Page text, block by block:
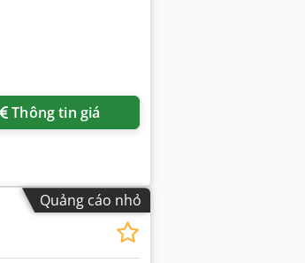
Thông tin giá
Quảng cáo nhỏ